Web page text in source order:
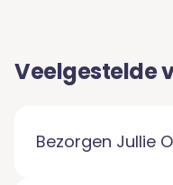
Veelgestelde
Bezorgen Jullie